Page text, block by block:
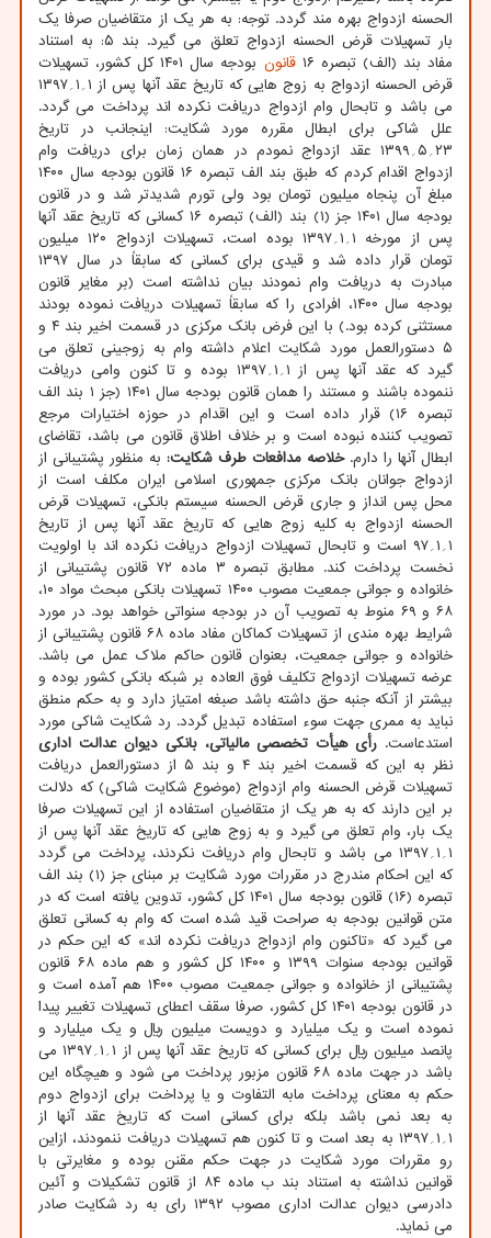
الحسنه ازدواج بهره مند گردد. توجه: به هر یک از متقاضیان صرفا یک
بار تسهیلات قرض الحسنه ازدواج تعلق می گیرد. بند ۵: به استناد
مفاد بند (الف) تبصره ۱۶
قانون
بودجه سال ۱۴۰۱ کل کشور، تسهیلات
قرض الحسنه ازدواج به زوج هایی که تاریخ عقد آنها پس از ۱؍۱؍۱۳۹۷
می باشد و تابحال وام ازدواج دریافت نکرده اند پرداخت می گردد.
علل شاکی برای ابطال مقرره مورد شکایت: اینجانب در تاریخ
۲۳؍۵؍۱۳۹۹ عقد ازدواج نمودم در همان زمان برای دریافت وام
ازدواج اقدام کردم که طبق بند الف تبصره ۱۶ قانون بودجه سال ۱۴۰۰
مبلغ آن پنجاه میلیون تومان بود ولی تورم شدیدتر شد و در قانون
بودجه سال ۱۴۰۱ جز (۱) بند (الف) تبصره ۱۶ کسانی که تاریخ عقد آنها
پس از مورخه ۱؍۱؍۱۳۹۷ بوده است، تسهیلات ازدواج ۱۲۰ میلیون
تومان قرار داده شد و قیدی برای کسانی که سابقاً در سال ۱۳۹۷
مبادرت به دریافت وام نمودند بیان نداشته است (بر مغایر قانون
بودجه سال ۱۴۰۰، افرادی را که سابقاً تسهیلات دریافت نموده بودند
مستثنی کرده بود.) با این فرض بانک مرکزی در قسمت اخیر بند ۴ و
۵ دستورالعمل مورد شکایت اعلام داشته وام به زوجینی تعلق می
گیرد که عقد آنها پس از ۱؍۱؍۱۳۹۷ بوده و تا کنون وامی دریافت
ننموده باشند و مستند را همان قانون بودجه سال ۱۴۰۱ (جز ۱ بند الف
تبصره ۱۶) قرار داده است و این اقدام در حوزه اختیارات مرجع
تصویب کننده نبوده است و بر خلاف اطلاق قانون می باشد، تقاضای
ابطال آنها را دارم.خلاصه مدافعات طرف شکایت: به منظور پشتیبانی از
ازدواج جوانان بانک مرکزی جمهوری اسلامی ایران مکلف است از
محل پس انداز و جاری قرض الحسنه سیستم بانکی، تسهیلات قرض
الحسنه ازدواج به کلیه زوج هایی که تاریخ عقد آنها پس از تاریخ
۱؍۱؍۹۷ است و تابحال تسهیلات ازدواج دریافت نکرده اند با اولویت
نخست پرداخت کند. مطابق تبصره ۳ ماده ۷۲ قانون پشتیبانی از
خانواده و جوانی جمعیت مصوب ۱۴۰۰ تسهیلات بانکی مبحث مواد ۱۰،
۶۸ و ۶۹ منوط به تصویب آن در بودجه سنواتی خواهد بود. در مورد
شرایط بهره مندی از تسهیلات کماکان مفاد ماده ۶۸ قانون پشتیبانی از
خانواده و جوانی جمعیت، بعنوان قانون حاکم ملاک عمل می باشد.
عرضه تسهیلات ازدواج تکلیف فوق العاده بر شبکه بانکی کشور بوده و
بیشتر از آنکه جنبه حق داشته باشد صبغه امتیاز دارد و به حکم منطق
نباید به ممری جهت سوء استفاده تبدیل گردد. رد شکایت شاکی مورد
استدعاست. رأی هیأت تخصصی مالیاتی، بانکی دیوان عدالت اداری
نظر به این که قسمت اخیر بند ۴ و بند ۵ از دستورالعمل دریافت
تسهیلات قرض الحسنه وام ازدواج (موضوع شکایت شاکی) که دلالت
بر این دارند که به هر یک از متقاضیان استفاده از این تسهیلات صرفا
یک بار، وام تعلق می گیرد و به زوج هایی که تاریخ عقد آنها پس از
۱؍۱؍۱۳۹۷ می باشد و تابحال وام دریافت نکردند، پرداخت می گردد
که این احکام مندرج در مقررات مورد شکایت بر مبنای جز (۱) بند الف
تبصره (۱۶) قانون بودجه سال ۱۴۰۱ کل کشور، تدوین یافته است که در
متن قوانین بودجه به صراحت قید شده است که وام به کسانی تعلق
می گیرد که «تاکنون وام ازدواج دریافت نکرده اند» که این حکم در
قوانین بودجه سنوات ۱۳۹۹ و ۱۴۰۰ کل کشور و هم ماده ۶۸ قانون
پشتیبانی از خانواده و جوانی جمعیت مصوب ۱۴۰۰ هم آمده است و
در قانون بودجه ۱۴۰۱ کل کشور، صرفا سقف اعطای تسهیلات تغییر پیدا
نموده است و یک میلیارد و دویست میلیون ریال و یک میلیارد و
پانصد میلیون ریال برای کسانی که تاریخ عقد آنها پس از ۱؍۱؍۱۳۹۷ می
باشد در جهت ماده ۶۸ قانون مزبور پرداخت می شود و هیچگاه این
حکم به معنای پرداخت مابه التفاوت و یا پرداخت برای ازدواج دوم
به بعد نمی باشد بلکه برای کسانی است که تاریخ عقد آنها از
۱؍۱؍۱۳۹۷ به بعد است و تا کنون هم تسهیلات دریافت ننمودند، ازاین
رو مقررات مورد شکایت در جهت حکم مقنن بوده و مغایرتی با
قوانین نداشته به استناد بند ب ماده ۸۴ از قانون تشکیلات و آئین
دادرسی دیوان عدالت اداری مصوب ۱۳۹۲ رای به رد شکایت صادر
می نماید.